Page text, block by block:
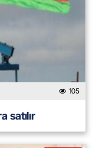
105
satılır